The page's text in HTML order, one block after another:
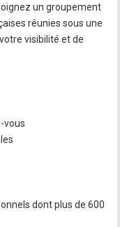
un groupement
réunies sous une
visibilité et de
vous
dont plus de 600